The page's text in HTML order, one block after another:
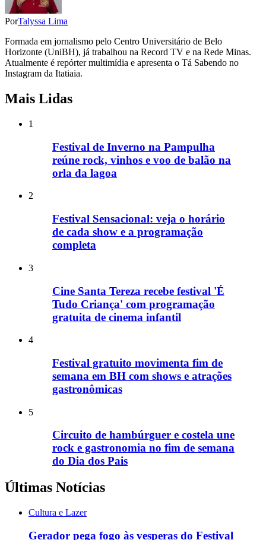
PorTalyssa Lima
Formada em jornalismo pelo Centro Universitário de Belo
Horizonte (UniBH), já trabalhou na Record TV e na Rede Minas.
Atualmente é repórter multimídia e apresenta o Tá Sabendo no
Instagram da Itatiaia.
Mais Lidas
1
Festival de Inverno na Pampulha
reúne rock, vinhos e voo de balão na
orla da lagoa
2
Festival Sensacional: veja o horário
de cada show e a programação
completa
3
Cine Santa Tereza recebe festival 'É
Tudo Criança' com programação
gratuita de cinema infantil
4
Festival gratuito movimenta fim de
semana em BH com shows e atrações
gastronômicas
5
Circuito de hambúrguer e costela une
rock e gastronomia no fim de semana
do Dia dos Pais
Últimas Notícias
Cultura e Lazer
Gerador pega fogo às vesperas do Festival